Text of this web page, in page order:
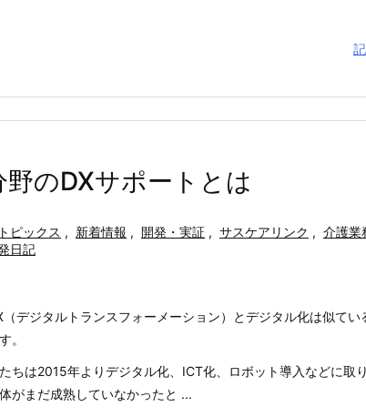
野のDXサポートとは
トピックス , 新着情報 , 開発・実証 , サスケアリンク , 介護業
日記
（デジタルトランスフォーメーション）とデジタル化は似て
。
ちは2015年よりデジタル化、ICT化、ロボット導入などに取
がまだ成熟していなかったと ...